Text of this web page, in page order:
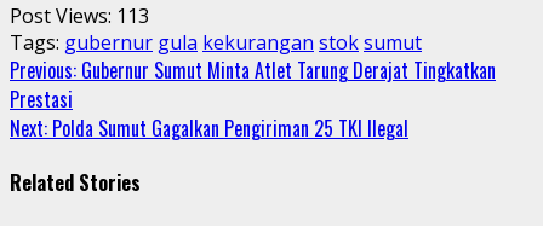
Post Views: 113
Tags: gubernur gula kekurangan stoksumut
Continue
Reading
Previous: Gubernur Sumut Minta Atlet Tarung Derajat Tingkatkan
Prestasi
Next: Polda Sumut Gagalkan Pengiriman 25 TKI Ilegal
Related Stories